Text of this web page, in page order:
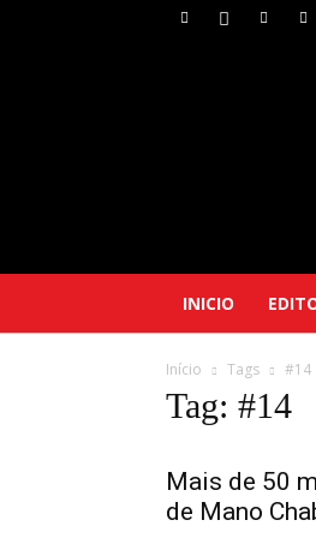
INICIO
Início Tags #14
Tag: #14
Mais de 50
de Mano